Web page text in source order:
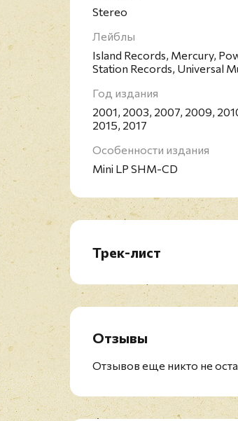
Stereo
Лейблы
Island Records, Mercury,
Station Records, Universal
Год издания
2001, 2003, 2007, 2009,
2015, 2017
Особенности издания
Mini LP SHM-CD
Трек-лист
CD2: 7800° Fahrenheit
CD3: Slippery When Wet
CD5: Keep The Faith
CD7: These Days
CD9: Richie Sambora ‎–
Отзывы
Отзывов еще никто не